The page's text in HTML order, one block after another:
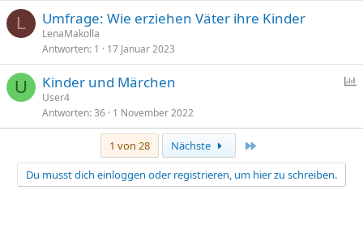
L Umfrage: Wie erziehen Väter ihre Kinder
LenaMakolla
Antworten 1 17 Januar 2023
U
r
Kinder und Märchen
User4
Antworten 36 1 November 2022
1 von 28 Nächste
Du musst dich einloggen oder registrieren, um hier zu schreiben.